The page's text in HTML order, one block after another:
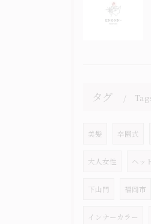
タグ
美髪 卒園式
大人女性 ヘッ
下山門 福岡市
インナーカラー